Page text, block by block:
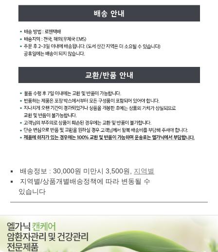
배송정보 : 30,000원 미만시 3,500원, 지역별
지역별/상품개별배송정책에 따라 변동될 수
있습니다